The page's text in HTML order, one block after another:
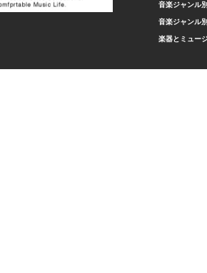
音楽ジャンル
音楽ジャンル
楽器とミュー